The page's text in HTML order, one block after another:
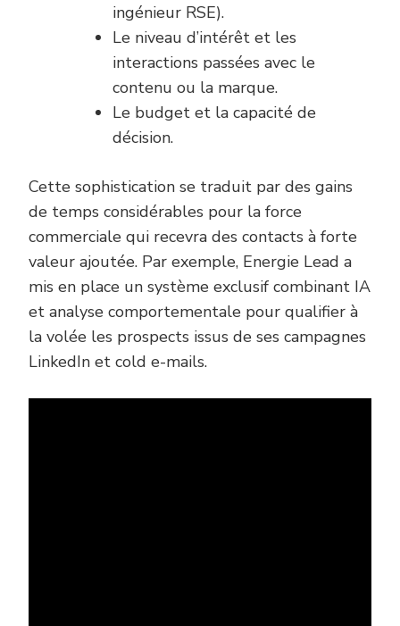
ingénieur RSE).
Le niveau d’intérêt et les
interactions passées avec le
contenu ou la marque.
Le budget et la capacité de
décision.
Cette sophistication se traduit par des gains
de temps considérables pour la force
commerciale qui recevra des contacts à forte
valeur ajoutée. Par exemple, Energie Lead a
mis en place un système exclusif combinant IA
et analyse comportementale pour qualifier à
la volée les prospects issus de ses campagnes
LinkedIn et cold e-mails.